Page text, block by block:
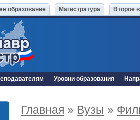
образование Магистратура Второе
Уровни образования
Главная » Вузы »